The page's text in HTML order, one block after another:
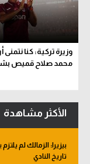
وزيرة تركية: كنا نتمنى
محمد صلاح قميص
الأكثر مشاهدة
بيزيرا: الزمالك لم
تاريخ النادي